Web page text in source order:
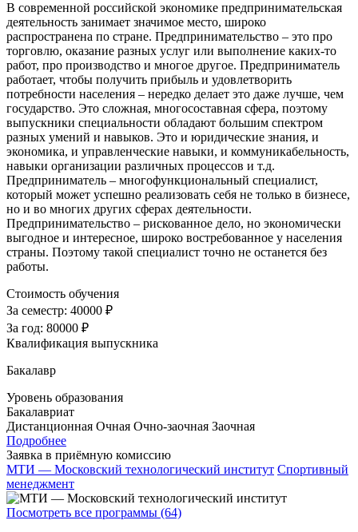
В современной российской экономике предпринимательская
деятельность занимает значимое место, широко
распространена по стране. Предпринимательство – это про
торговлю, оказание разных услуг или выполнение каких-то
работ, про производство и многое другое. Предприниматель
работает, чтобы получить прибыль и удовлетворить
потребности населения – нередко делает это даже лучше, чем
государство. Это сложная, многосоставная сфера, поэтому
выпускники специальности обладают большим спектром
разных умений и навыков. Это и юридические знания, и
экономика, и управленческие навыки, и коммуникабельность,
навыки организации различных процессов и т.д.
Предприниматель – многофункциональный специалист,
который может успешно реализовать себя не только в бизнесе,
но и во многих других сферах деятельности.
Предпринимательство – рискованное дело, но экономически
выгодное и интересное, широко востребованное у населения
страны. Поэтому такой специалист точно не останется без
работы.
Стоимость обучения
За семестр: 40000 ₽
За год: 80000 ₽
Квалификация выпускника
Бакалавр
Уровень образования
Бакалавриат
Дистанционная Очная Очно-заочная Заочная
Подробнее
Заявка в приёмную комиссию
МТИ — Московский технологический институт Спортивный
менеджмент
Посмотреть все программы (64)